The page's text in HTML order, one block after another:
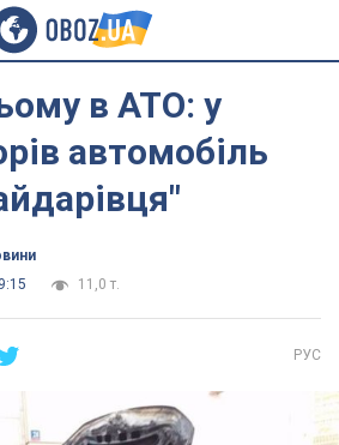
в АТО: у
автомобіль
11,0 т.
РУС